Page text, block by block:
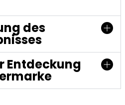
des
Entdeckung